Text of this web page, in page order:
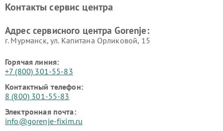
Контакты сервис центра
Адрес сервисного центра Gorenje:
г. Мурманск, ул. Капитана Орликовой, 15
Горячая линия:
+7 (800) 301-55-83
Контактный телефон:
8 (800) 301-55-83
Электронная почта:
info@gorenje-fixim.ru